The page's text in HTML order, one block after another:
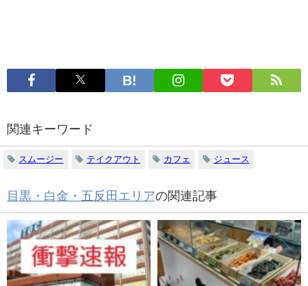
関連キーワード
スムージー テイクアウト カフェ ジュース
目黒・白金・五反田エリアの関連記事